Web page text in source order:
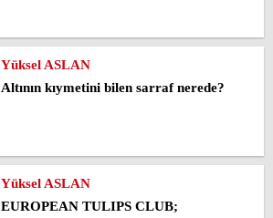
Yüksel ASLAN
Altının kıymetini bilen sarraf nerede?
Yüksel ASLAN
EUROPEAN TULIPS CLUB;